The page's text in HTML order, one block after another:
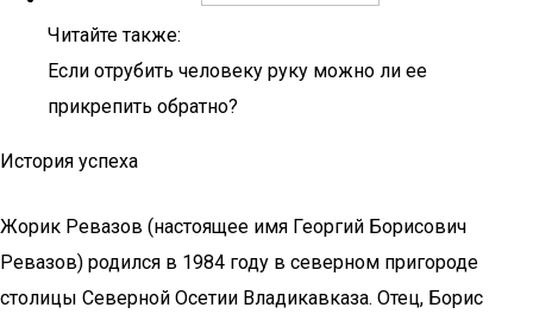
Читайте также:
Если отрубить человеку руку можно ли ее
прикрепить обратно?
История успеха
Жорик Ревазов (настоящее имя Георгий Борисович
Ревазов) родился в 1984 году в северном пригороде
столицы Северной Осетии Владикавказа. Отец, Борис